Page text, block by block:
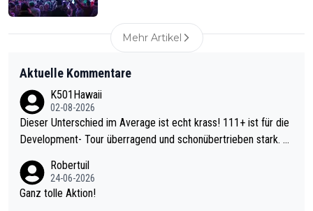
Mehr Artikel
Aktuelle Kommentare
K501Hawaii
02-08-2026
Dieser Unterschied im Average ist echt krass! 111+ ist für die
Development- Tour überragend und schonübertrieben stark. U
mal 40+ erst recht. Da gewinnst keinen Blumentopf - ist ja noc
h krasser wie ein Pokalspiel eines Kreisligisten vs einem Bund
Robertuil
24-06-2026
Ganz tolle Aktion!